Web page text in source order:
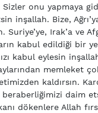
onu yapmaya
inşallah. Bize,
Suriye’ye, Irak’a ve
kabul edildiği bir
kabul eylesin
memleket
kaldırsın.
daim
dökenlere Allah